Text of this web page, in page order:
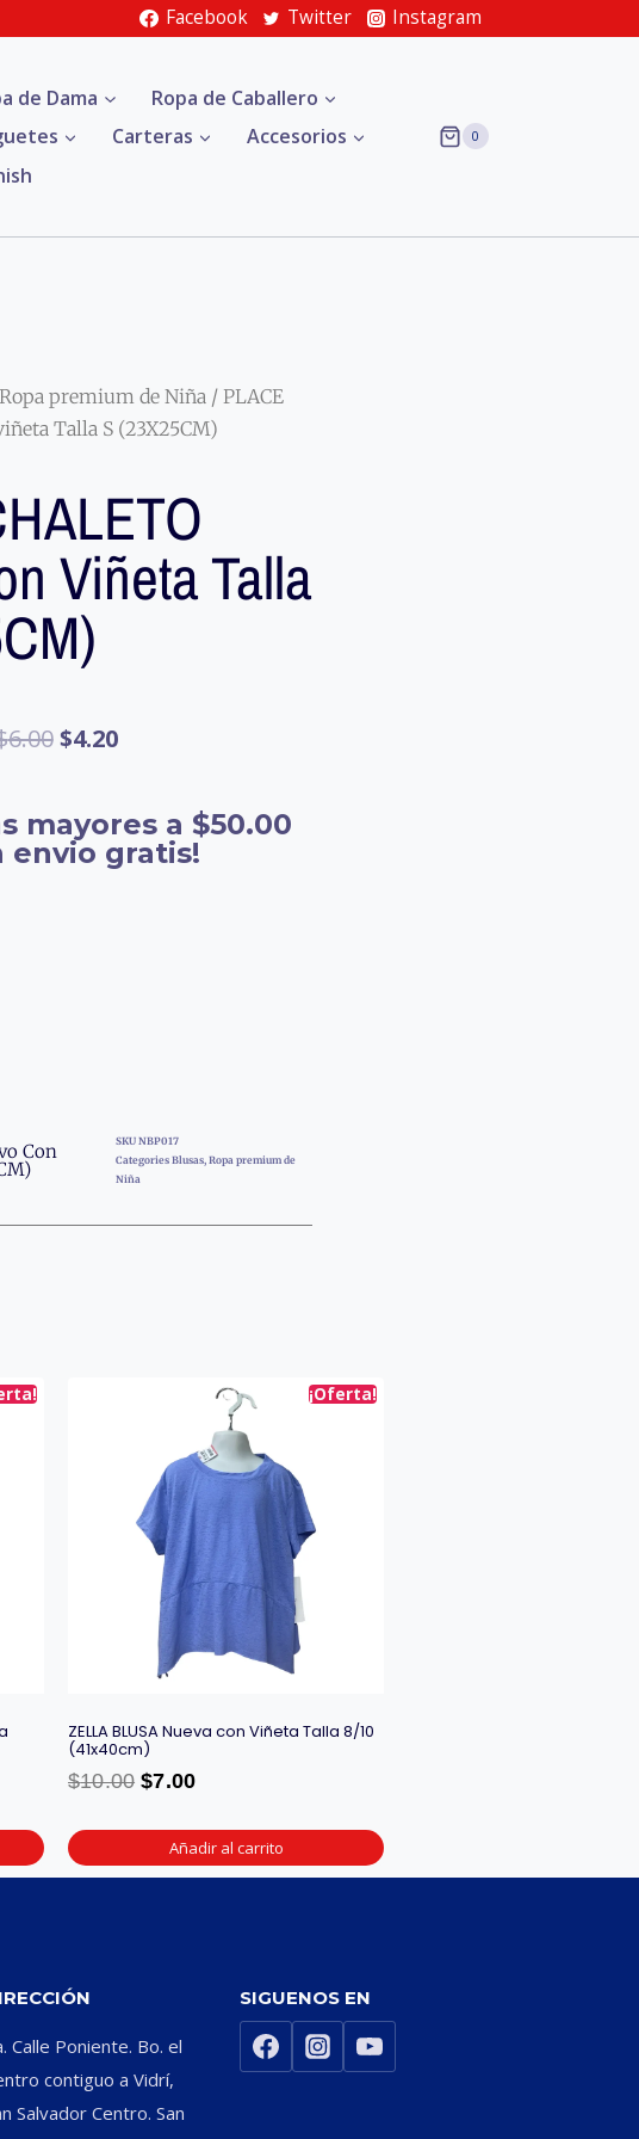
Facebook Twitter Instagram
de Dama
Ropa de Caballero
Carteras
Accesorios
0
Ropa premium de Niña / PLACE
Talla S (23X25CM)
Viñeta Talla
6.00 $4.20
mayores a $50.00
envio gratis!
Con SKU NBP017
Categories Blusas, Ropa premium de
Niña
¡Oferta!
ZELLA BLUSA Nueva con Viñeta Talla 8/10
(41x40cm)
$10.00 $7.00
Añadir al carrito
Calle Poniente. Bo. el
contiguo a Vidrí,
Salvador Centro. San
SIGUENOS EN